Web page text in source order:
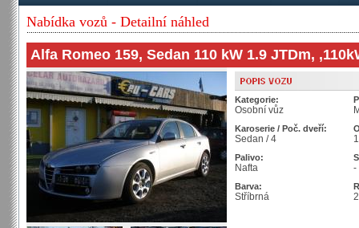
Nabídka vozů - Detailní náhled
Alfa Romeo 159, Sedan 110 kW 1.9 JTDm,
Kategorie:
Osobní vůz
Karoserie / Poč. dveří:
Sedan / 4
Palivo:
Nafta
Barva:
Stříbrná
-